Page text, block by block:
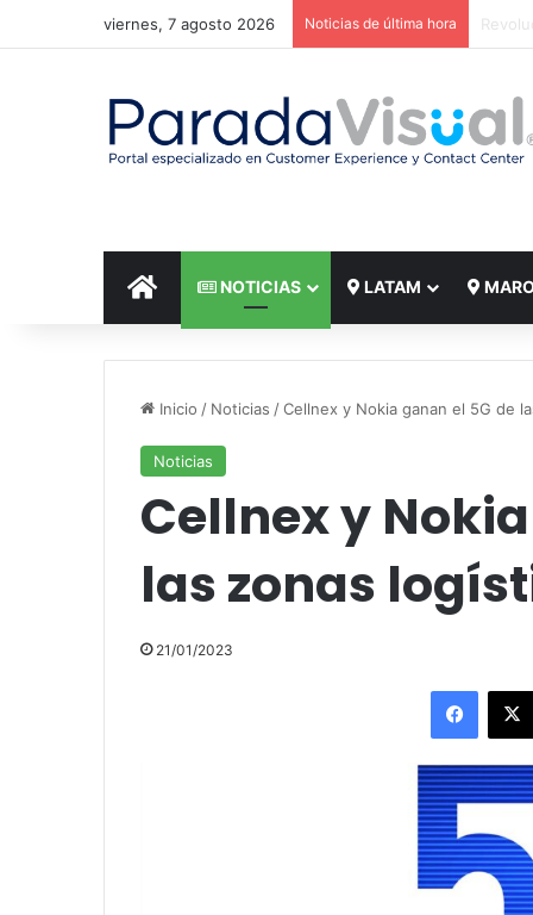
viernes, 7 agosto 2026 Noticias de última hora El
INICIO NOTICIAS LATAM
Inicio / Noticias /Cellnex y Nokia ganan el 5G de
Noticias
Cellnex y
las zonas
21/01/2023